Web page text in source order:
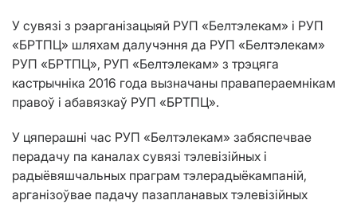
У сувязі з рэарганізацыяй РУП «Белтэлекам» і РУП
«БРТПЦ» шляхам далучэння да РУП «Белтэлекам»
РУП «БРТПЦ», РУП «Белтэлекам» з трэцяга
кастрычніка 2016 года вызначаны правапераемнікам
правоў і абавязкаў РУП «БРТПЦ».
У цяперашні час РУП «Белтэлекам» забяспечвае
перадачу па каналах сувязі тэлевізійных і
радыёвяшчальных праграм тэлерадыёкампаній,
арганізоўвае падачу пазапланавых тэлевізійных